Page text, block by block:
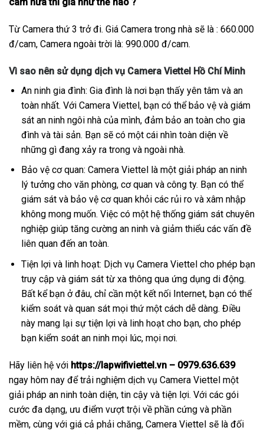
Từ Camera thứ 3 trở đi. Giá Camera trong nhà sẽ là : 660.000
đ/cam, Camera ngoài trời là: 990.000 đ/cam.
Vì sao nên sử dụng dịch vụ Camera Viettel Hồ Chí Minh
An ninh gia đình: Gia đình là nơi bạn thấy yên tâm và an
toàn nhất. Với Camera Viettel, bạn có thể bảo vệ và giám
sát an ninh ngôi nhà của mình, đảm bảo an toàn cho gia
đình và tài sản. Bạn sẽ có một cái nhìn toàn diện về
những gì đang xảy ra trong và ngoài nhà.
Bảo vệ cơ quan: Camera Viettel là một giải pháp an ninh
lý tưởng cho văn phòng, cơ quan và công ty. Bạn có thể
giám sát và bảo vệ cơ quan khỏi các rủi ro và xâm nhập
không mong muốn. Việc có một hệ thống giám sát chuyên
nghiệp giúp tăng cường an ninh và giảm thiểu các vấn đề
liên quan đến an toàn.
Tiện lợi và linh hoạt: Dịch vụ Camera Viettel cho phép bạn
truy cập và giám sát từ xa thông qua ứng dụng di động.
Bất kể bạn ở đâu, chỉ cần một kết nối Internet, bạn có thể
kiểm soát và quan sát mọi thứ một cách dễ dàng. Điều
này mang lại sự tiện lợi và linh hoạt cho bạn, cho phép
bạn kiểm soát an ninh mọi lúc, mọi nơi.
Hãy liên hệ với https://lapwifiviettel.vn – 0979.636.639
ngay hôm nay để trải nghiệm dịch vụ Camera Viettel một
giải pháp an ninh toàn diện, tin cậy và tiện lợi. Với các gói
cước đa dạng, ưu điểm vượt trội về phần cứng và phần
mềm, cùng với giá cả phải chăng, Camera Viettel sẽ là đối